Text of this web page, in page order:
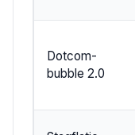
Dotcom-
bubble 2.0